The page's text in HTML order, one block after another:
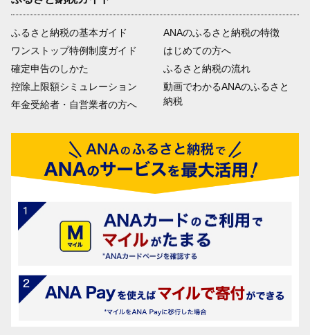
ふるさと納税の基本ガイド
ワンストップ特例制度ガイド
確定申告のしかた
控除上限額シミュレーション
年金受給者・自営業者の方へ
ANAのふるさと納税の特徴
はじめての方へ
ふるさと納税の流れ
動画でわかるANAのふるさと
納税